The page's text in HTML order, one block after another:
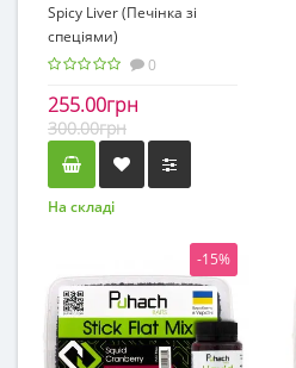
Spicy Liver (Печінка зі
спеціями)
0
255.00грн
300.00грн
На складі
-15%